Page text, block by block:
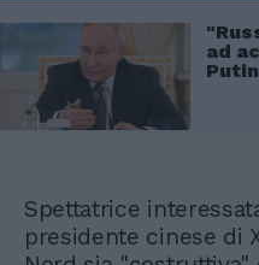
ad
Putin
Spettatrice
presidente cinese di